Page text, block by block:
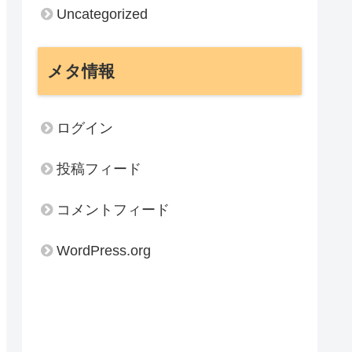
Uncategorized
メタ情報
ログイン
投稿フィード
コメントフィード
WordPress.org